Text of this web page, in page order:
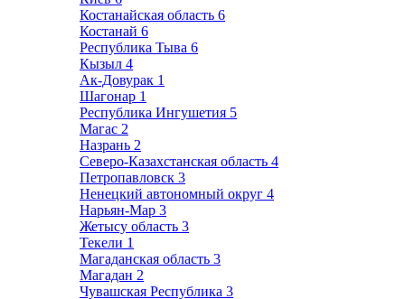
Костанайская область 6
Костанай 6
Республика Тыва 6
Кызыл 4
Ак-Довурак 1
Шагонар 1
Республика Ингушетия 5
Магас 2
Назрань 2
Северо-Казахстанская область 4
Петропавловск 3
Ненецкий автономный округ 4
Нарьян-Мар 3
Жетысу область 3
Текели 1
Магаданская область 3
Магадан 2
Чувашская Республика 3